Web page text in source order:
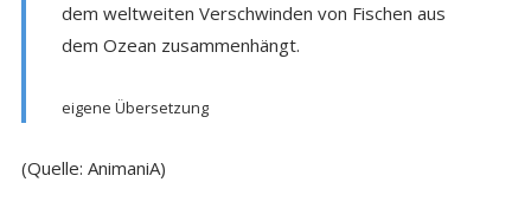
dem weltweiten Verschwinden von Fischen aus
dem Ozean zusammenhängt.
eigene Übersetzung
(Quelle: AnimaniA)